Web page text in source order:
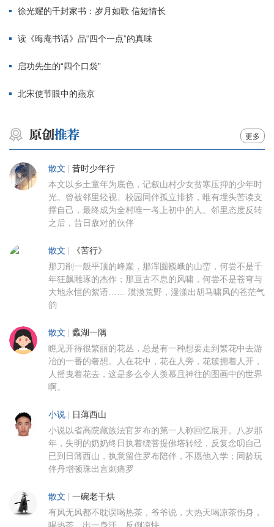
徐光耀的千封家书：岁月如歌 信短情长
读《晦庵书话》品“四个一点”的真味
启功先生的“四个口袋”
北宋使节眼中的燕京
更多
散文 昔时少年行
本文以乡土童年为底色，记叙山村少女贫寒压抑的少年时
光。曾被邻里轻视、校园同伴孤立排挤，唯有埋头苦读支
撑自己，最终成为全村唯一考上初中的人。邻里态度反转
之后，昔日敌对的伙伴
散文 《苦行》
那刀削一般平顶的峰巅，那浑圆巍峨的山峦，何尝不是千
年狂飙雕琢的杰作；那亘古不息的风啸，何尝不是苍穹与
大地永恒的絮语…… 漠漠荒野，漫漾出胡马啸风的苍茫气
韵
散文 蠡湖一隅
瞧见开得很繁丽的花丛，总是有一种想要走到繁花中去游
冶的一番的奢想。人在花中，花在人旁，花簇拥着人开，
人摇曳着花去，这是多么令人羡慕且神往的图画中的世界
啊。
小说 日薄西山
小说以省高院藏族法官罗布的第一人称回忆展开。八岁那
年，失明的奶奶终日执着绕菩提佛塔转经，反复念叨自己
已到日薄西山，执意留住罗布陪伴，不愿他入学；同龄玩
伴丹增顿珠出言刺痛罗
散文 一碗老干烘
有风无风都不耽误喝热茶，爷爷说，大热天喝凉茶伤身，